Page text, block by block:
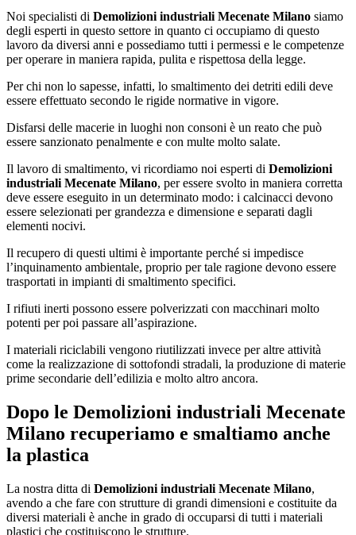
Noi specialisti di Demolizioni industriali Mecenate Milano siamo
degli esperti in questo settore in quanto ci occupiamo di questo
lavoro da diversi anni e possediamo tutti i permessi e le competenze
per operare in maniera rapida, pulita e rispettosa della legge.
Per chi non lo sapesse, infatti, lo smaltimento dei detriti edili deve
essere effettuato secondo le rigide normative in vigore.
Disfarsi delle macerie in luoghi non consoni è un reato che può
essere sanzionato penalmente e con multe molto salate.
Il lavoro di smaltimento, vi ricordiamo noi esperti di Demolizioni
industriali Mecenate Milano, per essere svolto in maniera corretta
deve essere eseguito in un determinato modo: i calcinacci devono
essere selezionati per grandezza e dimensione e separati dagli
elementi nocivi.
Il recupero di questi ultimi è importante perché si impedisce
l’inquinamento ambientale, proprio per tale ragione devono essere
trasportati in impianti di smaltimento specifici.
I rifiuti inerti possono essere polverizzati con macchinari molto
potenti per poi passare all’aspirazione.
I materiali riciclabili vengono riutilizzati invece per altre attività
come la realizzazione di sottofondi stradali, la produzione di materie
prime secondarie dell’edilizia e molto altro ancora.
Dopo le Demolizioni industriali Mecenate
Milano recuperiamo e smaltiamo anche
la plastica
La nostra ditta di Demolizioni industriali Mecenate Milano,
avendo a che fare con strutture di grandi dimensioni e costituite da
diversi materiali è anche in grado di occuparsi di tutti i materiali
plastici che costituiscono le strutture.